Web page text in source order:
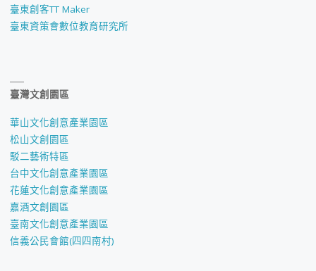
臺東創客TT Maker
臺東資策會數位教育研究所
臺灣文創園區
華山文化創意產業園區
松山文創園區
駁二藝術特區
台中文化創意產業園區
花蓮文化創意產業園區
嘉酒文創園區
臺南文化創意產業園區
信義公民會館(四四南村)